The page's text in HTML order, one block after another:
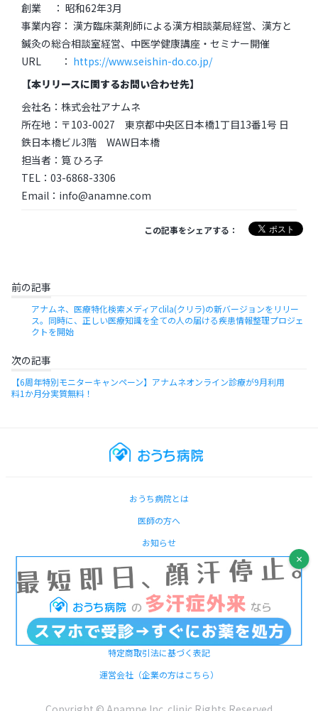
創業 ： 昭和62年3月
事業内容： 漢方臨床薬剤師による漢方相談薬局経営、漢方と
鍼灸の総合相談室経営、中医学健康講座・セミナー開催
URL ： https://www.seishin-do.co.jp/
【本リリースに関するお問い合わせ先】
会社名：株式会社アナムネ
所在地：〒103-0027 東京都中央区日本橋1丁目13番1号 日
鉄日本橋ビル3階 WAW日本橋
担当者：筧 ひろ子
TEL：03-6868-3306
Email：info@anamne.com
この記事をシェアする：
前の記事
アナムネ、医療特化検索メディアclila(クリラ)の新バージョンをリリー
ス。同時に、正しい医療知識を全ての人の届ける疾患情報整理プロジェ
クトを開始
次の記事
【6周年特別モニターキャンペーン】アナムネオンライン診療が9月利用
料1か月分実質無料！
おうち病院とは
医師の方へ
お知らせ
利用規約
プライバシポリシー
よくある質問
お問い合わせ
特定商取引法に基づく表記
運営会社（企業の方はこちら）